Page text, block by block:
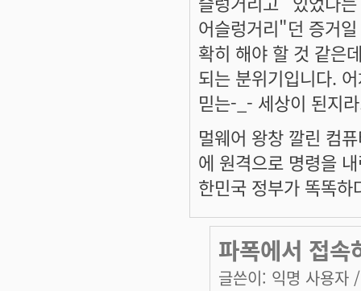
어슬렁거리"던 증거
확히 해야 할 것 같은
되는 분위기입니다.
믿는-_- 세상이 된지
멀웨어 왕창 깔린 컴
에 원격으로 명령을
한민국 정부가 똑똑
파폭에서 접
글쓴이: 익명 사용자